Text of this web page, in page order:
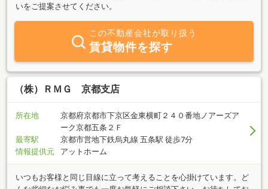
いをご提案させてください。
この不動産会社が取り扱う
賃貸物件を探す
（株）ＲＭＧ 京都支店
所在地
京都府京都市下京区金東横町２４０番地ノアーズア
ーク京都五条２Ｆ
最寄駅
京都市営地下鉄烏丸線 五条駅 徒歩7分
情報提供元
アットホーム
いつもお客様と同じ目線に立って考えることを心掛けています。ど